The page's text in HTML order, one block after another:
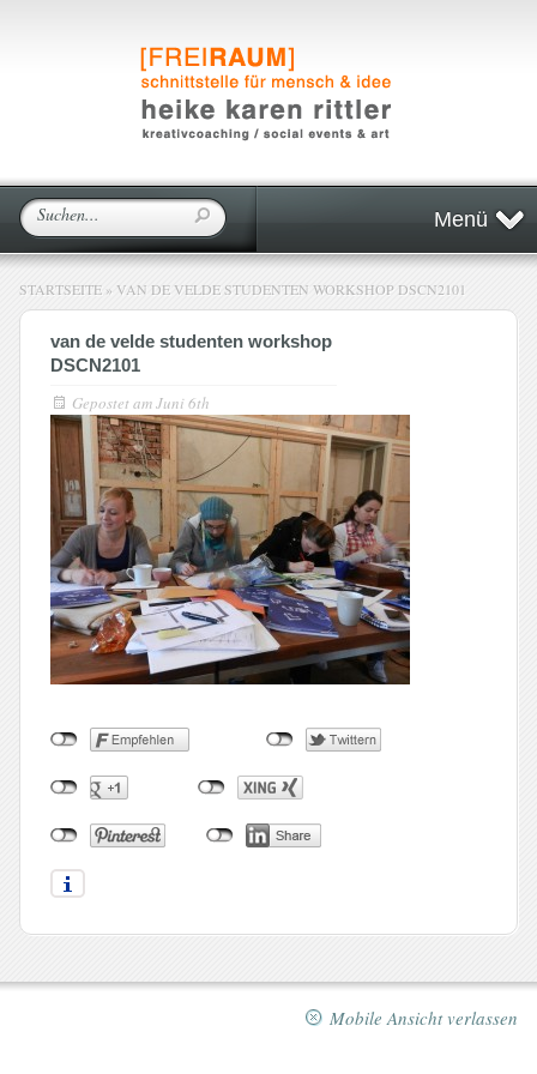
Menü
STARTSEITE » VAN DE VELDE STUDENTEN WORKSHOP DSCN2101
van de velde studenten workshop
DSCN2101
Gepostet amJuni 6th
Mobile Ansicht verlassen